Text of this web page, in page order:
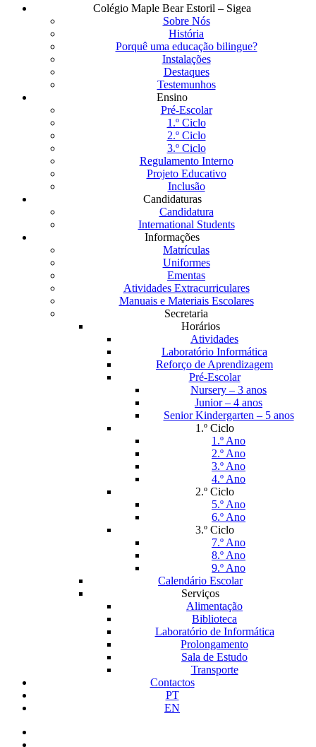
Fechar
Colégio Maple Bear Estoril – Sigea
Sobre Nós
História
Porquê uma educação bilingue?
Instalações
Destaques
Testemunhos
Ensino
Pré-Escolar
1.º Ciclo
2.º Ciclo
3.º Ciclo
Regulamento Interno
Projeto Educativo
Inclusão
Candidaturas
Candidatura
International Students
Informações
Matrículas
Uniformes
Ementas
Atividades Extracurriculares
Manuais e Materiais Escolares
Secretaria
Horários
Atividades
Laboratório Informática
Reforço de Aprendizagem
Pré-Escolar
Nursery – 3 anos
Junior – 4 anos
Senior Kindergarten – 5 anos
1.º Ciclo
1.º Ano
2.º Ano
3.º Ano
4.º Ano
2.º Ciclo
5.º Ano
6.º Ano
3.º Ciclo
7.º Ano
8.º Ano
9.º Ano
Calendário Escolar
Serviços
Alimentação
Biblioteca
Laboratório de Informática
Prolongamento
Sala de Estudo
Transporte
Contactos
PT
EN